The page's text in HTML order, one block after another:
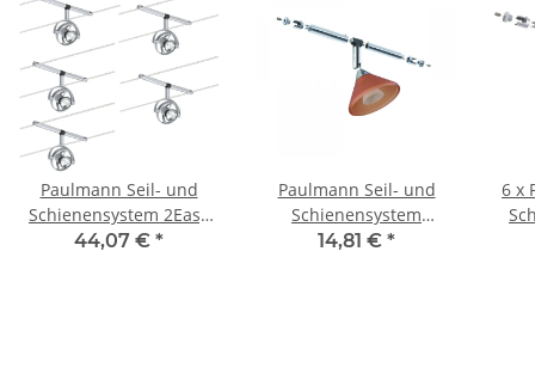
Paulmann Seil- und
Schienensystem 2Easy
Spot Mac² rund 5x20W
44,07 € *
Paulmann Seil- und
Schienensystem
CombiEasy Spot Co
14,81 € *
6 x